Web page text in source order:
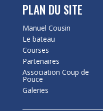
PLAN DU SITE
Manuel Cousin
Le bateau
Courses
Partenaires
Association Coup de
Pouce
Galeries